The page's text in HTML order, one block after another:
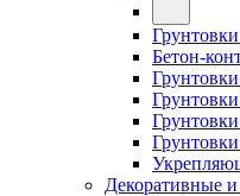
Грунтовки
Бетон-
Декоративные